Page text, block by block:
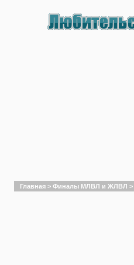
Главная > Финалы МЛВЛ и ЖЛВЛ >